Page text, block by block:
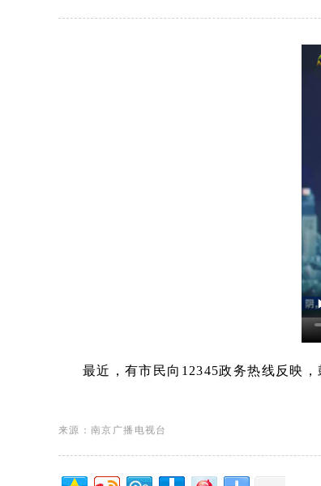
最近，有市民向12345政务热线反映
来源：南京广播电视台